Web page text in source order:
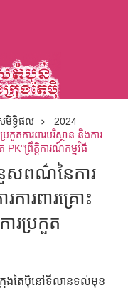
មិទ្ធិផល
2024
ការពារបរិស្ថាន និងការ
PK"ព្រឹត្តិការណ៍កម្មវិធី
សពណ៌នៃការ
ការពារគ្រោះ
រប្រកួត
ក្រុងតៃប៉ិនៅទីលានទល់មុខ